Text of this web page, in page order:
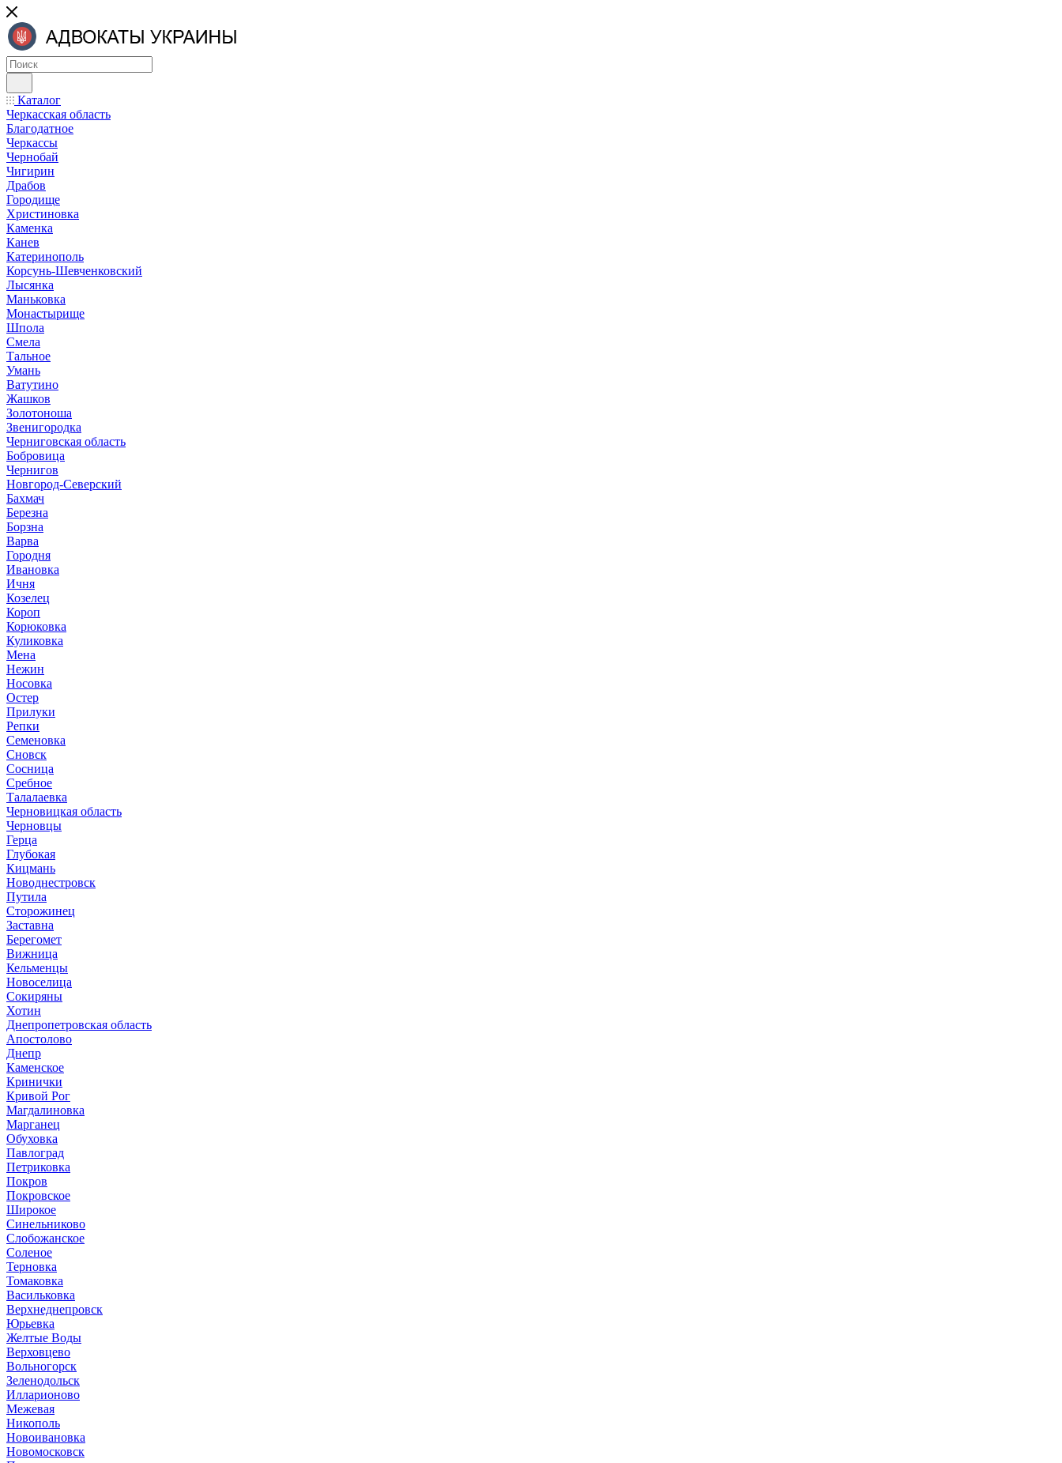
Каталог
Черкасская область
Благодатное
Черкассы
Чернобай
Чигирин
Драбов
Городище
Христиновка
Каменка
Канев
Катеринополь
Корсунь-Шевченковский
Лысянка
Маньковка
Монастырище
Шпола
Смела
Тальное
Умань
Ватутино
Жашков
Золотоноша
Звенигородка
Черниговская область
Бобровица
Чернигов
Новгород-Северский
Бахмач
Березна
Борзна
Варва
Городня
Ивановка
Ичня
Козелец
Короп
Корюковка
Куликовка
Мена
Нежин
Носовка
Остер
Прилуки
Репки
Семеновка
Сновск
Сосница
Сребное
Талалаевка
Черновицкая область
Черновцы
Герца
Глубокая
Кицмань
Новоднестровск
Путила
Сторожинец
Заставна
Берегомет
Вижница
Кельменцы
Новоселица
Сокиряны
Хотин
Днепропетровская область
Апостолово
Днепр
Каменское
Кринички
Кривой Рог
Магдалиновка
Марганец
Обуховка
Павлоград
Петриковка
Покров
Покровское
Широкое
Синельниково
Слобожанское
Соленое
Терновка
Томаковка
Васильковка
Верхнеднепровск
Юрьевка
Желтые Воды
Верховцево
Вольногорск
Зеленодольск
Илларионово
Межевая
Никополь
Новоивановка
Новомосковск